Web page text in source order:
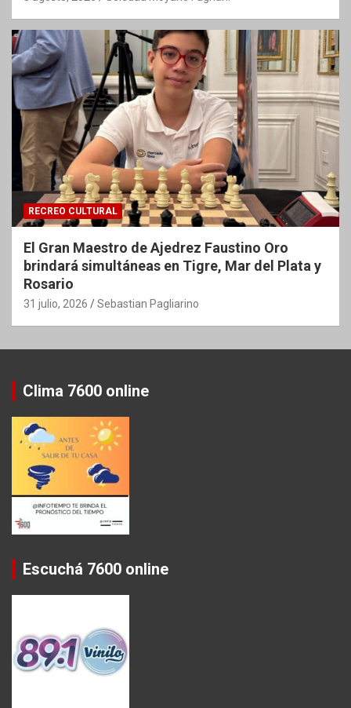
RECREO CULTURAL
El Gran Maestro de Ajedrez Faustino Oro
brindará simultáneas en Tigre, Mar del Plata y
Rosario
31 julio, 2026 Sebastian Pagliarino
Clima 7600 online
Escuchá 7600 online